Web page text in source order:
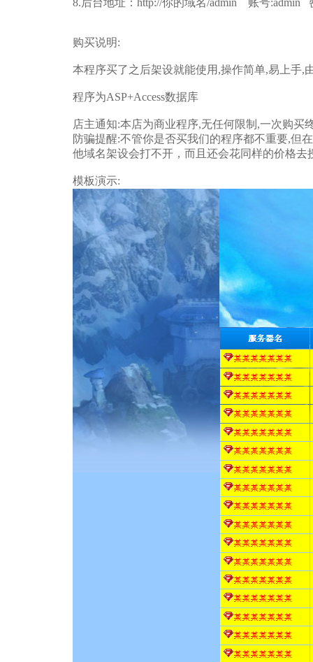
购买说明:
本程序买了之后架设就能使用,操作简单,易上手,
程序为ASP+Access数据库
店主通知:本店为商业程序,无任何限制,一次购
防骗提醒:不管你是否买我们的程序都不重要,但
他域名架设会打不开，而且还会花同样的价格
模板演示: